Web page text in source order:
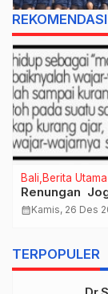
Bali Terkini
calendar_monthKamis, 9 Jun
TERPOPULER